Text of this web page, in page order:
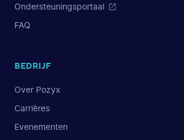
Ondersteuningsportaal
FAQ
BEDRIJF
Over Pozyx
Carrières
Evenementen